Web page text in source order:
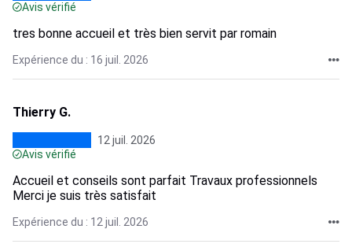
Avis vérifié
tres bonne accueil et très bien servit par romain
Expérience du : 16 juil. 2026
Thierry G.
12 juil. 2026
Avis vérifié
Accueil et conseils sont parfait Travaux professionnels
Merci je suis très satisfait
Expérience du : 12 juil. 2026